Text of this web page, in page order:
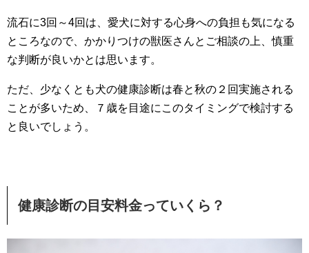
流石に3回～4回は、愛犬に対する心身への負担も気になる
ところなので、かかりつけの獣医さんとご相談の上、慎重
な判断が良いかとは思います。
ただ、少なくとも犬の健康診断は春と秋の２回実施される
ことが多いため、７歳を目途にこのタイミングで検討する
と良いでしょう。
健康診断の目安料金っていくら？